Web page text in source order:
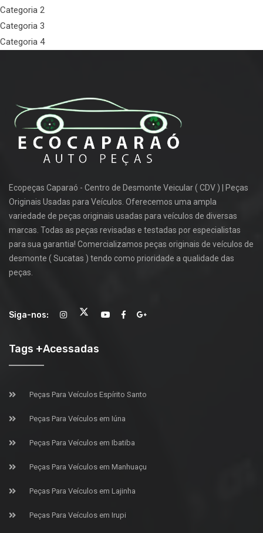
Categoria 2
Categoria 3
Categoria 4
Ecopeças Caparaó - Centro de Desmonte Veicular ( CDV ) | Peças
Originais Usadas para Veículos. Oferecemos uma ampla
variedade de peças originais usadas para veículos de diversas
marcas. Todas as peças revisadas e testadas por especialistas
para sua garantia! Comercializamos peças originais de veículos de
desmonte ( Sucatas ) tendo como prioridade a qualidade das
peças.
Siga-nos:
Tags +Acessadas
Peças Para Veículos Espírito Santo
Peças Para Veículos em Iúna
Peças Para Veículos em Ibatiba
Peças Para Veículos em Manhuaçu
Peças Para Veículos em Lajinha
Peças Para Veículos em Irupi